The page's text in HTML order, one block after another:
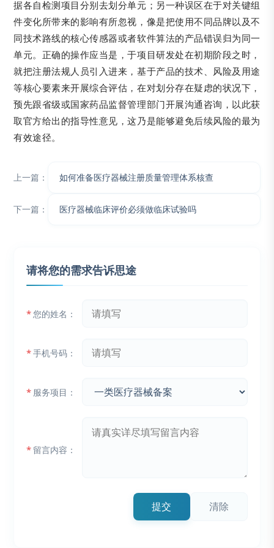
据各自检测项目分别去划分单元；另一种误区在于对关键组
件变化所带来的影响有所忽视，像是把使用不同品牌以及不
同技术路线的核心传感器或者软件算法的产品错误归为同一
单元。正确的操作应当是，于项目研发处在初期阶段之时，
就把注册法规人员引入进来，基于产品的技术、风险及用途
等核心要素来开展综合评估，在对划分存在疑虑的状况下，
预先跟省级或国家药品监督管理部门开展沟通咨询，以此获
取官方给出的指导性意见，这乃是能够避免后续风险的最为
有效途径。
上一篇： 如何准备医疗器械注册质量管理体系核查​
下一篇： 医疗器械临床评价必须做临床试验吗​
请将您的需求告诉思途
*您的姓名：
*手机号码：
* 服务项目：
* 留言内容：
提交 清除